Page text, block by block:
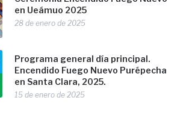
en Ueámuo 2025
28 de enero de 2025
Programa general día principal.
Encendido Fuego Nuevo Purépecha
en Santa Clara, 2025.
15 de enero de 2025